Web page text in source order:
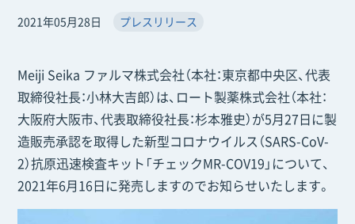
2021年05月28日 プレスリリース
Meiji Seika ファルマ株式会社（本社：東京都中央区、代表
取締役社長：小林大吉郎）は、ロート製薬株式会社（本社：
大阪府大阪市、代表取締役社長：杉本雅史）が5月27日に製
造販売承認を取得した新型コロナウイルス（SARS-CoV-
2）抗原迅速検査キット「チェックMR-COV19」について、
2021年6月16日に発売しますのでお知らせいたします。